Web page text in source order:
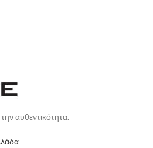
αυθεντικότητα.